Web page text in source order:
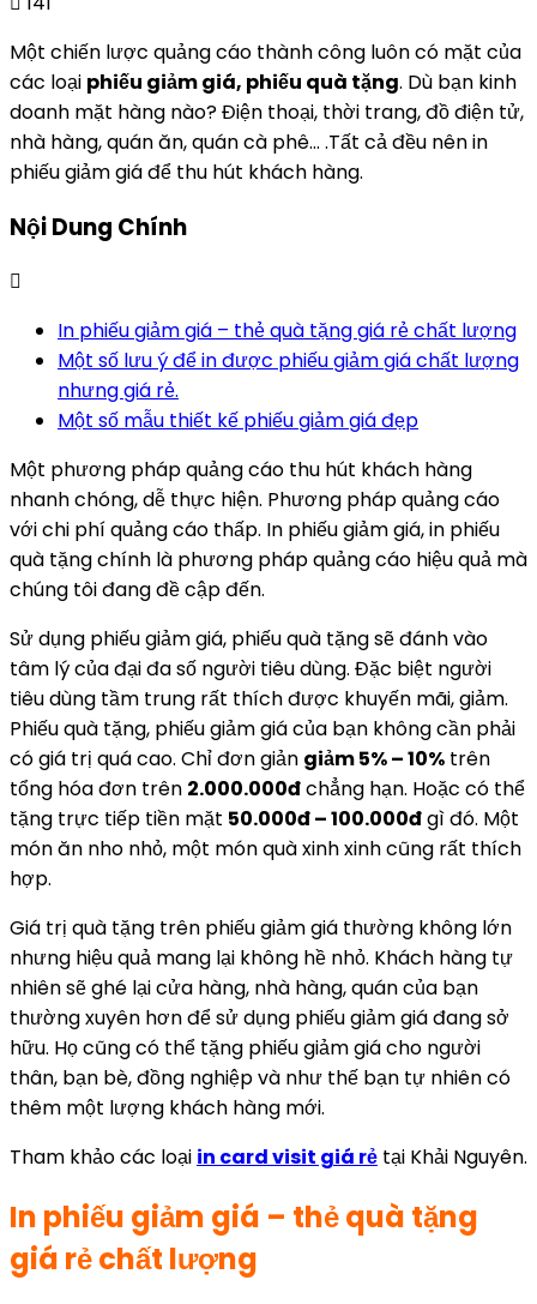
Một chiến lược quảng cáo thành công luôn có mặt của
các loại phiếu giảm giá, phiếu quà tặng. Dù bạn kinh
doanh mặt hàng nào? Điện thoại, thời trang, đồ điện tử,
nhà hàng, quán ăn, quán cà phê… .Tất cả đều nên in
phiếu giảm giá để thu hút khách hàng.
Nội Dung Chính
In phiếu giảm giá – thẻ quà tặng giá rẻ chất lượng
Một số lưu ý để in được phiếu giảm giá chất lượng
nhưng giá rẻ.
Một số mẫu thiết kế phiếu giảm giá đẹp
Một phương pháp quảng cáo thu hút khách hàng
nhanh chóng, dễ thực hiện. Phương pháp quảng cáo
với chi phí quảng cáo thấp. In phiếu giảm giá, in phiếu
quà tặng chính là phương pháp quảng cáo hiệu quả mà
chúng tôi đang đề cập đến.
Sử dụng phiếu giảm giá, phiếu quà tặng sẽ đánh vào
tâm lý của đại đa số người tiêu dùng. Đặc biệt người
tiêu dùng tầm trung rất thích được khuyến mãi, giảm.
Phiếu quà tặng, phiếu giảm giá của bạn không cần phải
có giá trị quá cao. Chỉ đơn giản giảm 5% – 10% trên
tổng hóa đơn trên 2.000.000đchẳng hạn. Hoặc có thể
tặng trực tiếp tiền mặt 50.000đ – 100.000đgì đó. Một
món ăn nho nhỏ, một món quà xinh xinh cũng rất thích
hợp.
Giá trị quà tặng trên phiếu giảm giá thường không lớn
nhưng hiệu quả mang lại không hề nhỏ. Khách hàng tự
nhiên sẽ ghé lại cửa hàng, nhà hàng, quán của bạn
thường xuyên hơn để sử dụng phiếu giảm giá đang sở
hữu. Họ cũng có thể tặng phiếu giảm giá cho người
thân, bạn bè, đồng nghiệp và như thế bạn tự nhiên có
thêm một lượng khách hàng mới.
Tham khảo các loại in card visit giá rẻ tại Khải Nguyên.
In phiếu giảm giá – thẻ quà tặng
giá rẻ chất lượng